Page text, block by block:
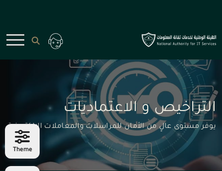
Theme
التراخيص و الاعتماديات
يوفر مستوى عالٍ من الأمان للمراسلات والمعاملات الإلكترونية